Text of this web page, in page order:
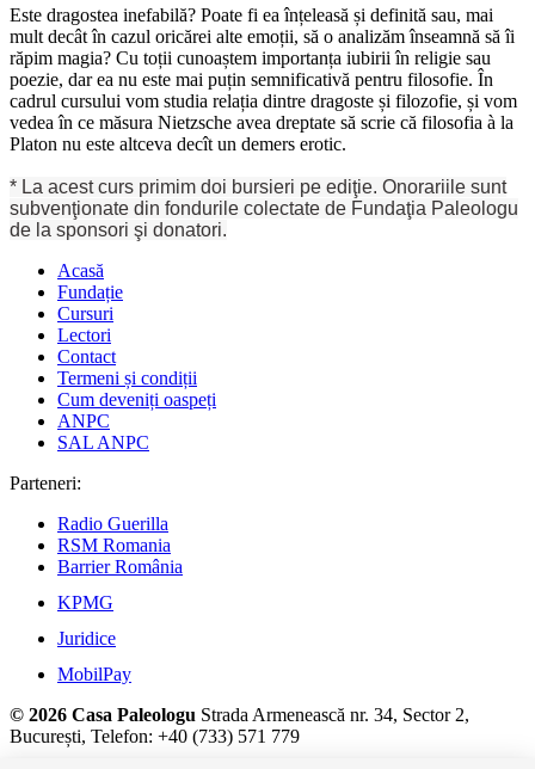
Este dragostea inefabilă? Poate fi ea înțeleasă și definită sau, mai
mult decât în cazul oricărei alte emoții, să o analizăm înseamnă să îi
răpim magia? Cu toții cunoaștem importanța iubirii în religie sau
poezie, dar ea nu este mai puțin semnificativă pentru filosofie. În
cadrul cursului vom studia relația dintre dragoste și filozofie, și vom
vedea în ce măsura Nietzsche avea dreptate să scrie că filosofia à la
Platon nu este altceva decît un demers erotic.
* La acest curs primim doi bursieri pe ediţie. Onorariile sunt
subvenţionate din fondurile colectate de Fundaţia Paleologu
de la sponsori şi donatori.
Acasă
Fundație
Cursuri
Lectori
Contact
Termeni și condiții
Cum deveniți oaspeți
ANPC
SAL ANPC
Parteneri:
Radio Guerilla
RSM Romania
Barrier România
KPMG
Juridice
MobilPay
© 2026 Casa Paleologu Strada Armenească nr. 34, Sector 2,
București, Telefon: +40 (733) 571 779